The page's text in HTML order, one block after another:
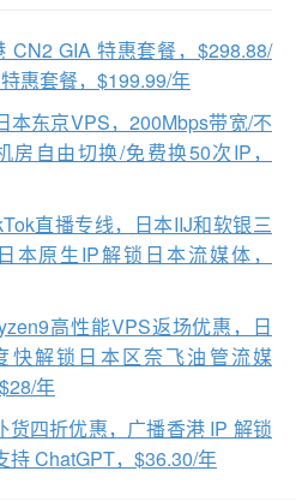
CN2 GIA 特惠套餐，$298.88/
惠套餐，$199.99/年
本东京VPS，200Mbps带宽/不
房自由切换/免费换50次IP，
直播专线，日本IIJ和软银三
本原生IP解锁日本流媒体，
高性能VPS返场优惠，日
快解锁日本区奈飞油管流媒
年
货四折优惠，广播香港 IP 解锁
持 ChatGPT，$36.30/年